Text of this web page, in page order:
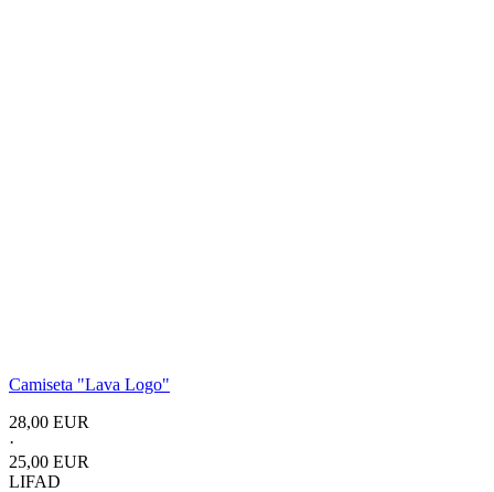
Camiseta "Lava Logo"
28,00 EUR
·
25,00 EUR
LIFAD